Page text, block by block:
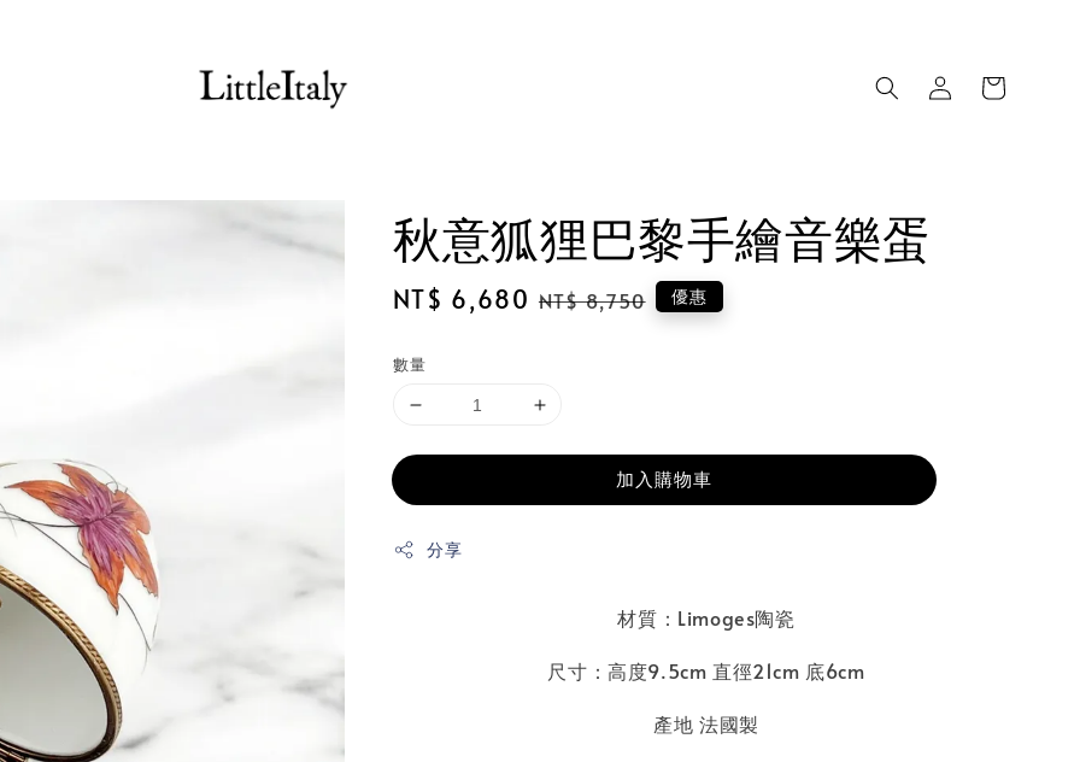
秋意狐狸巴黎手繪音樂蛋
Sale
NT$ 6,680 Regular
NT$ 8,750 優惠
數量
加入購物車
分享
材質：Limoges陶瓷
尺寸：高度9.5cm 直徑21cm 底6cm
產地 法國製